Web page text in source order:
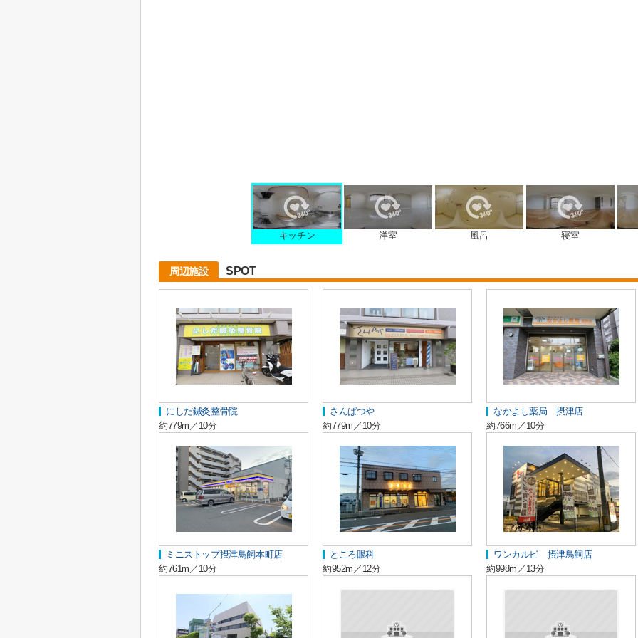
キッチン 洋室 風呂 寝室
周辺施設 SPOT
にしだ鍼灸整骨院
約779m／10分
さんぱつや
約779m／10分
なかよし薬局 摂津店
約766m／10分
ミニストップ摂津鳥飼本町店
約761m／10分
ところ眼科
約952m／12分
ワンカルビ 摂津鳥飼店
約998m／13分